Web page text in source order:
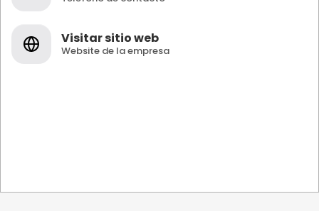
Visitar sitio web
Website de la empresa